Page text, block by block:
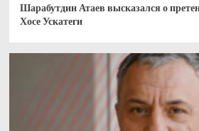
Шарабутдин Атаев высказался о
Хосе Ускатеги